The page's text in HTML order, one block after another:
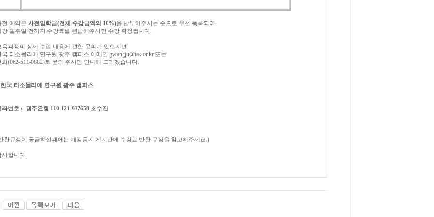
전 예약은 사전입학금(전체 수강금액의 10%)을 납부해주시는 순으로 우선 등록되며,
강 일주일 전까지 수강료를 완납해주시면 수강 확정됩니다.
육과정의 상세 수업 내용에 관한 문의가 있으시면
국 티소믈리에 연구원 광주 캠퍼스 이메일 gwangju@tak.or.kr 또는
화(062-511-0882)로 문의 주시면 안내해 드리겠습니다.
한국 티소믈리에 연구원 광주 캠퍼스
좌번호 : 광주은행 110-121-937659 조수진
환규정이 궁금하실때에는 개강공지 게시판에 수강료 반환 규정을 참고해주세요.)
사합니다.